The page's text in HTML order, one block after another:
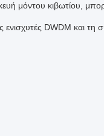
μόντου κιβωτίου,
ενισχυτές DWDM και